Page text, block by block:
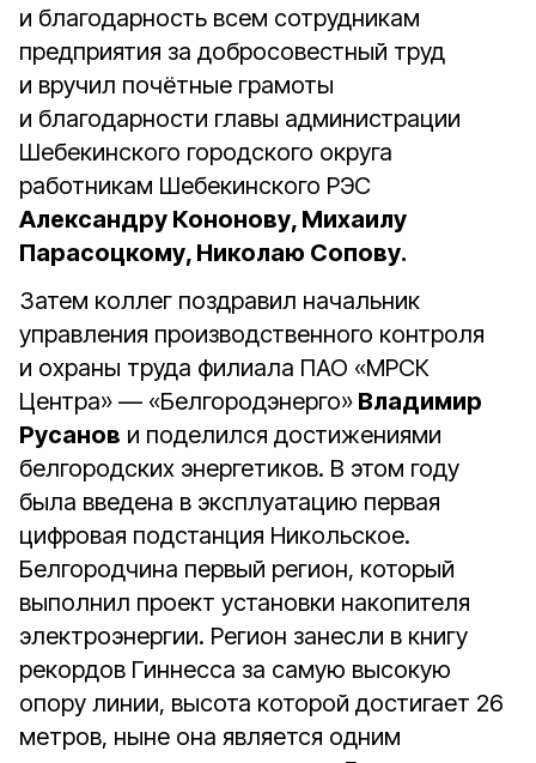
и благодарность всем сотрудникам
предприятия за добросовестный труд
и вручил почётные грамоты
и благодарности главы администрации
Шебекинского городского округа
работникам Шебекинского РЭС
Александру Кононову, Михаилу
Парасоцкому, Николаю Сопову.
Затем коллег поздравил начальник
управления производственного контроля
и охраны труда филиала ПАО «МРСК
Центра» — «Белгородэнерго» Владимир
Русанов и поделился достижениями
белгородских энергетиков. В этом году
была введена в эксплуатацию первая
цифровая подстанция Никольское.
Белгородчина первый регион, который
выполнил проект установки накопителя
электроэнергии. Регион занесли в книгу
рекордов Гиннесса за самую высокую
опору линии, высота которой достигает 26
метров, ныне она является одним